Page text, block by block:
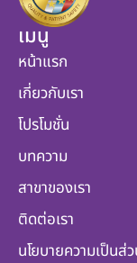
เมนู
หน้าแรก
เกี่ยวกับเรา
โปรโมชั่น
บทความ
สาขาของเรา
ติดต่อเรา
นโยบายความเป็นส่